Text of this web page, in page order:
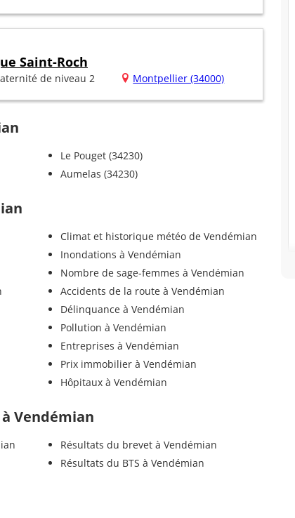
Saint-Roch
de niveau 2 Montpellier (34000)
Le Pouget (34230)
Aumelas (34230)
Climat et historique météo de Vendémian
Inondations à Vendémian
Nombre de sage-femmes à Vendémian
Accidents de la route à Vendémian
Délinquance à Vendémian
Pollution à Vendémian
Entreprises à Vendémian
Prix immobilier à Vendémian
Hôpitaux à Vendémian
Vendémian
Résultats du brevet à Vendémian
Résultats du BTS à Vendémian